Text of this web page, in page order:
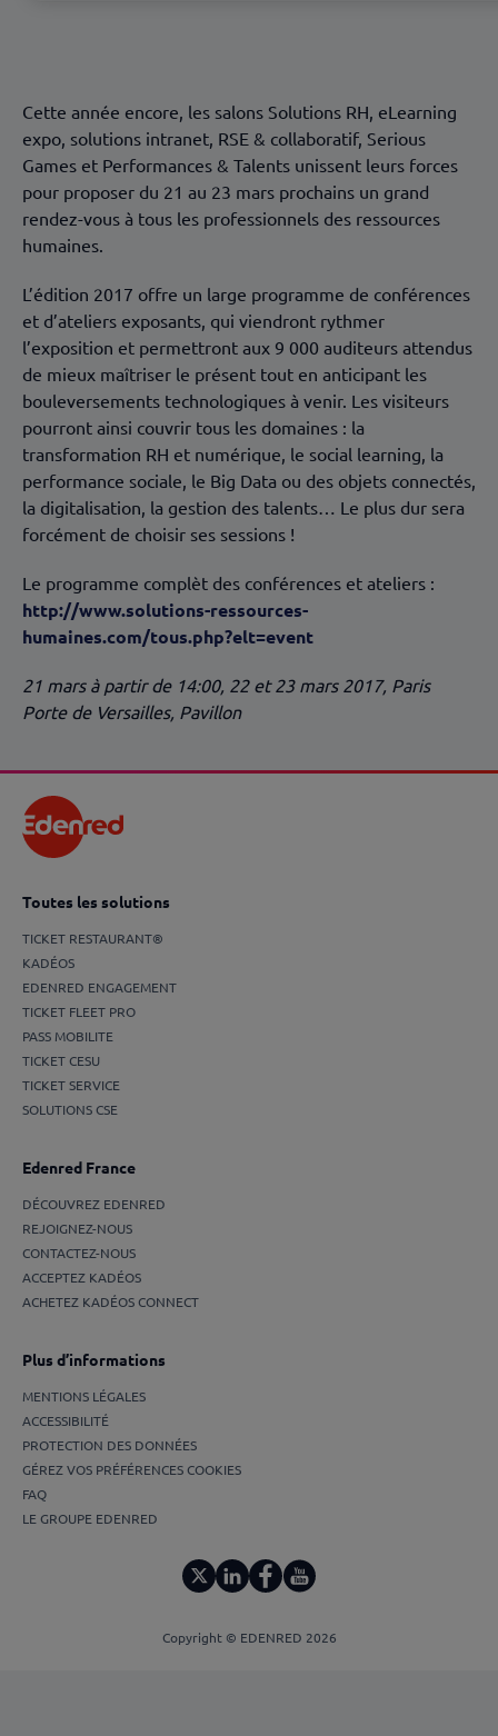
Cette année encore, les salons Solutions RH, eLearning
expo, solutions intranet, RSE & collaboratif, Serious
Games et Performances & Talents unissent leurs forces
pour proposer du 21 au 23 mars prochains un grand
rendez-vous à tous les professionnels des ressources
humaines.
L’édition 2017 offre un large programme de conférences
et d’ateliers exposants, qui viendront rythmer
l’exposition et permettront aux 9 000 auditeurs attendus
de mieux maîtriser le présent tout en anticipant les
bouleversements technologiques à venir. Les visiteurs
pourront ainsi couvrir tous les domaines : la
transformation RH et numérique, le social learning, la
performance sociale, le Big Data ou des objets connectés,
la digitalisation, la gestion des talents… Le plus dur sera
forcément de choisir ses sessions !
Le programme complèt des conférences et ateliers :
http://www.solutions-ressources-
humaines.com/tous.php?elt=event
21 mars à partir de 14:00, 22 et 23 mars 2017, Paris
Porte de Versailles, Pavillon
Toutes les solutions
TICKET RESTAURANT®
KADÉOS
EDENRED ENGAGEMENT
TICKET FLEET PRO
PASS MOBILITE
TICKET CESU
TICKET SERVICE
SOLUTIONS CSE
Edenred France
DÉCOUVREZ EDENRED
REJOIGNEZ-NOUS
CONTACTEZ-NOUS
ACCEPTEZ KADÉOS
ACHETEZ KADÉOS CONNECT
Plus d’informations
MENTIONS LÉGALES
ACCESSIBILITÉ
PROTECTION DES DONNÉES
GÉREZ VOS PRÉFÉRENCES COOKIES
FAQ
LE GROUPE EDENRED
Copyright © EDENRED 2026